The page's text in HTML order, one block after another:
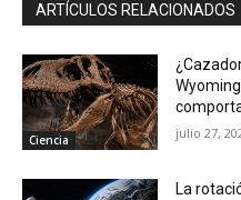
ARTÍCULOS RELACIONADOS
Ciencia julio 27,
La